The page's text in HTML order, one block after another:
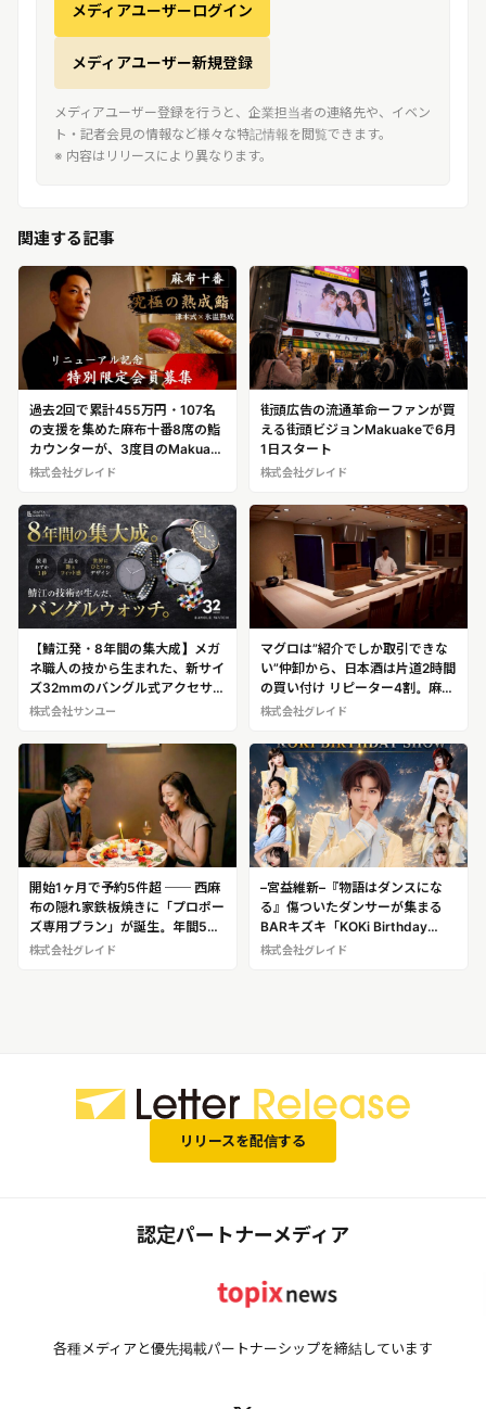
メディアユーザーログイン
メディアユーザー新規登録
メディアユーザー登録を行うと、企業担当者の連絡先や、イベン
ト・記者会見の情報など様々な特記情報を閲覧できます。
※ 内容はリリースにより異なります。
関連する記事
過去2回で累計455万円・107名
の支援を集めた麻布十番8席の鮨
カウンターが、3度目のMakuake
に挑戦リニューアル記念「特別会
株式会社グレイド
街頭広告の流通革命ーファンが買
える街頭ビジョンMakuakeで6月
1日スタート
株式会社グレイド
【鯖江発・8年間の集大成】メガ
ネ職人の技から生まれた、新サイ
ズ32mmのバングル式アクセサリ
ーウォッチ「IGATTA COLLETTI
Makuakeにて5月20日18時より
先行販売を開始
株式会社サンユー
マグロは”紹介でしか取引できな
い”仲卸から、日本酒は片道2時間
の買い付け リピーター4割。麻布
十番8席の鮨屋が5月リニューア
株式会社グレイド
開始1ヶ月で予約5件超 ── 西麻
布の隠れ家鉄板焼きに「プロポー
ズ専用プラン」が誕生。年間500
件のアニバーサリー予約が生ん
株式会社グレイド
–宮益維新–『物語はダンスにな
る』傷ついたダンサーが集まる
BARキズキ「KOKi Birthday
Show」
株式会社グレイド
リリースを配信する
認定パートナーメディア
各種メディアと優先掲載パートナーシップを締結しています